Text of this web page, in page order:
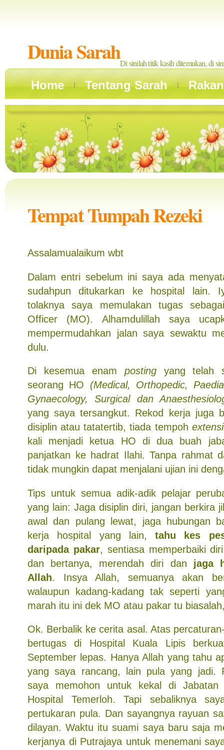
Dunia SarahDi sinilah titik kasih ditemukan, di
Home Tentang Sarah
Tempat Tumpah Rezeki
Assalamualaikum wbt
Dalam entri sebelum ini saya ada
sudahpun ditukarkan ke hospital lain.
tolaknya saya memulakan tugas
Officer (MO). Alhamdulillah saya
mempermudahkan jalan saya sewaktu
dulu.
Di kesemua enam postingyang telah
seorang HO (Medical, Orthopedic,
Gynaecology, Surgical dan
yang saya tersangkut. Rekod kerja juga
disiplin atau tatatertib, tiada tempoh
kali menjadi ketua HO di dua buah
panjatkan ke hadrat Ilahi. Tanpa rahmat
tidak mungkin dapat menjalani ujian ini
Tips untuk semua adik-adik pelajar
yang lain: Jaga disiplin diri, jangan berkira
awal dan pulang lewat, jaga hubungan
kerja hospital yang lain, tahu kes
daripada pakar, sentiasa memperbaiki
dan bertanya, merendah diri dan jaga
Allah. Insya Allah, semuanya akan
walaupun kadang-kadang tak seperti
marah itu ini dek MO atau pakar tu
Ok. Berbalik ke cerita asal. Atas
bertugas di Hospital Kuala Lipis
September lepas. Hanya Allah yang tahu
yang saya rancang, lain pula yang jadi.
saya memohon untuk kekal di Jabatan
Hospital Temerloh. Tapi sebaliknya
pertukaran pula. Dan sayangnya rayuan
dilayan. Waktu itu suami saya baru saja
kerjanya di Putrajaya untuk menemani